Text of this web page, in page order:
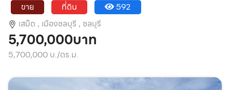
ขาย ที่ดิน
592
เสม็ด , เมืองชลบุรี , ชลบุรี
5,700,000บาท
5,700,000 บ./ตร.ม.